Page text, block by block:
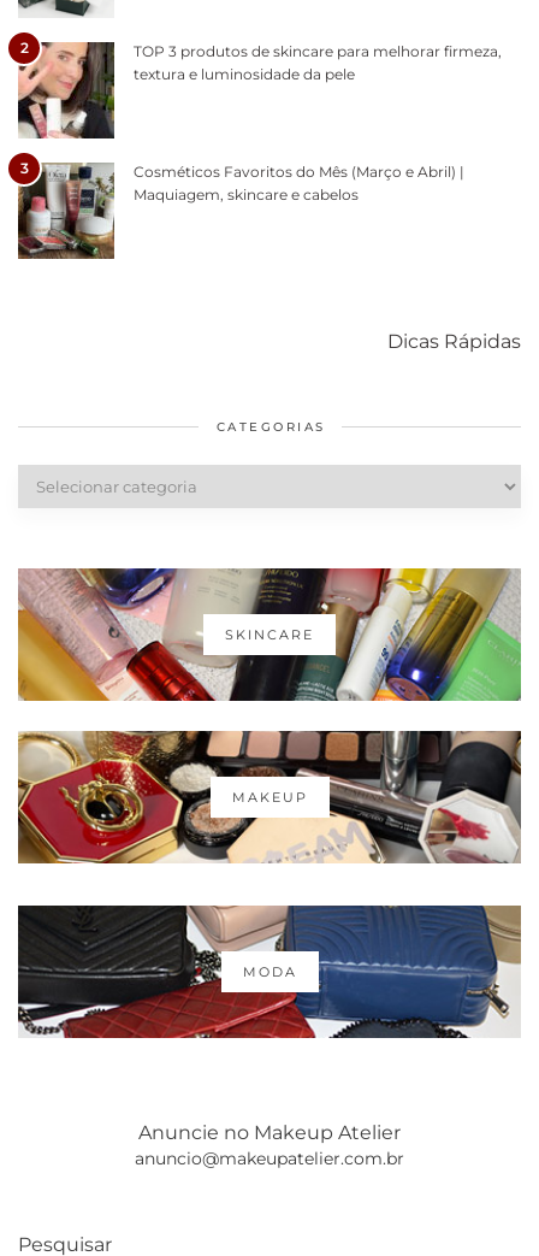
2
TOP 3 produtos de skincare para melhorar firmeza,
textura e luminosidade da pele
3
Cosméticos Favoritos do Mês (Março e Abril) |
Maquiagem, skincare e cabelos
Dicas Rápidas
diários
cabelos
CATEGORIAS
Categorias
SKINCARE
MAKEUP
MODA
Anuncie no Makeup Atelier
anuncio@makeupatelier.com.br
Pesquisar